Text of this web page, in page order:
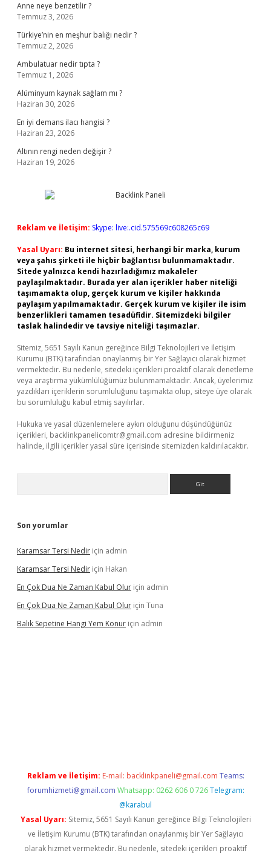
Anne neye benzetilir ?
Temmuz 3, 2026
Türkiye’nin en meşhur balığı nedir ?
Temmuz 2, 2026
Ambulatuar nedir tıpta ?
Temmuz 1, 2026
Alüminyum kaynak sağlam mı ?
Haziran 30, 2026
En iyi demans ilacı hangisi ?
Haziran 23, 2026
Altının rengi neden değişir ?
Haziran 19, 2026
Reklam ve İletişim: Skype: live:.cid.575569c608265c69
Yasal Uyarı: Bu internet sitesi, herhangi bir marka, kurum
veya şahıs şirketi ile hiçbir bağlantısı bulunmamaktadır.
Sitede yalnızca kendi hazırladığımız makaleler
paylaşılmaktadır. Burada yer alan içerikler haber niteliği
taşımamakta olup, gerçek kurum ve kişiler hakkında
paylaşım yapılmamaktadır. Gerçek kurum ve kişiler ile isim
benzerlikleri tamamen tesadüfidir. Sitemizdeki bilgiler
taslak halindedir ve tavsiye niteliği taşımazlar.
Sitemiz, 5651 Sayılı Kanun gereğince Bilgi Teknolojileri ve İletişim
Kurumu (BTK) tarafından onaylanmış bir Yer Sağlayıcı olarak hizmet
vermektedir. Bu nedenle, sitedeki içerikleri proaktif olarak denetleme
veya araştırma yükümlülüğümüz bulunmamaktadır. Ancak, üyelerimiz
yazdıkları içeriklerin sorumluluğunu taşımakta olup, siteye üye olarak
bu sorumluluğu kabul etmiş sayılırlar.
Hukuka ve yasal düzenlemelere aykırı olduğunu düşündüğünüz
içerikleri, backlinkpanelicomtr@gmail.com adresine bildirmeniz
halinde, ilgili içerikler yasal süre içerisinde sitemizden kaldırılacaktır.
Son yorumlar
Karamsar Tersi Nedir için admin
Karamsar Tersi Nedir için Hakan
En Çok Dua Ne Zaman Kabul Olur için admin
En Çok Dua Ne Zaman Kabul Olur için Tuna
Balık Sepetine Hangi Yem Konur için admin
Reklam ve İletişim: E-mail: backlinkpaneli@gmail.com Teams:
forumhizmeti@gmail.com Whatsapp: 0262 606 0 726 Telegram:
@karabul
Yasal Uyarı: Sitemiz, 5651 Sayılı Kanun gereğince Bilgi Teknolojileri
ve İletişim Kurumu (BTK) tarafından onaylanmış bir Yer Sağlayıcı
olarak hizmet vermektedir. Bu nedenle, sitedeki içerikleri proaktif